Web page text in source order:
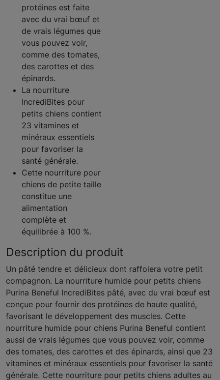
protéines est faite
avec du vrai bœuf et
de vrais légumes que
vous pouvez voir,
comme des tomates,
des carottes et des
épinards.
La nourriture
IncrediBites pour
petits chiens contient
23 vitamines et
minéraux essentiels
pour favoriser la
santé générale.
Cette nourriture pour
chiens de petite taille
constitue une
alimentation
complète et
équilibrée à 100 %.
Description du produit
Un pâté tendre et délicieux dont raffolera votre petit
compagnon. La nourriture humide pour petits chiens
Purina Beneful IncrediBites pâté, avec du vrai bœuf est
conçue pour fournir des protéines de haute qualité,
favorisant le développement des muscles. Cette
nourriture humide pour chiens Purina Beneful contient
aussi de vrais légumes que vous pouvez voir, comme
des tomates, des carottes et des épinards, ainsi que 23
vitamines et minéraux essentiels pour favoriser la santé
générale. Cette nourriture pour petits chiens adultes au